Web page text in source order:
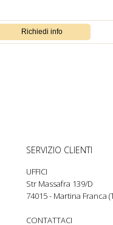
SERVIZIO CLIENTI
UFFICI
Str Massafra 139/D
74015 - Martina Franca
CONTATTACI